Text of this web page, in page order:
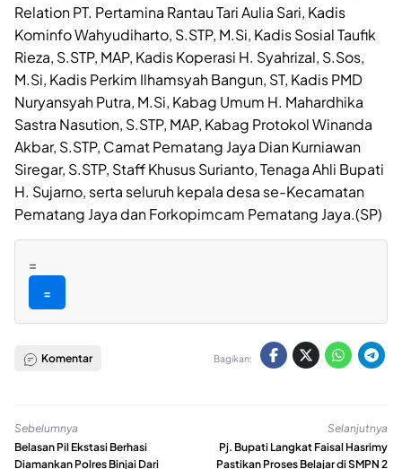
Relation PT. Pertamina Rantau Tari Aulia Sari, Kadis
Kominfo Wahyudiharto, S.STP, M.Si, Kadis Sosial Taufik
Rieza, S.STP, MAP, Kadis Koperasi H. Syahrizal, S.Sos,
M.Si, Kadis Perkim Ilhamsyah Bangun, ST, Kadis PMD
Nuryansyah Putra, M.Si, Kabag Umum H. Mahardhika
Sastra Nasution, S.STP, MAP, Kabag Protokol Winanda
Akbar, S.STP, Camat Pematang Jaya Dian Kurniawan
Siregar, S.STP, Staff Khusus Surianto, Tenaga Ahli Bupati
H. Sujarno, serta seluruh kepala desa se-Kecamatan
Pematang Jaya dan Forkopimcam Pematang Jaya.(SP)
=
=
Komentar Bagikan:
Sebelumnya
Belasan Pil Ekstasi Berhasi
Diamankan Polres Binjai Dari
Selanjutnya
Pj. Bupati Langkat Faisal Hasrimy
Pastikan Proses Belajar di SMPN 2